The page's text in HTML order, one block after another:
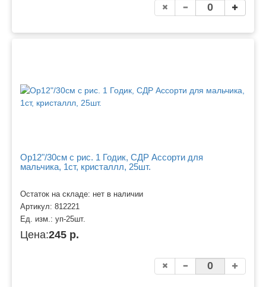
Ор12"/30см с рис. 1 Годик, СДР Ассорти для
мальчика, 1ст, кристаллл, 25шт.
Остаток на складе: нет в наличии
Артикул: 812221
Ед. изм.: уп-25шт.
Цена:245 р.